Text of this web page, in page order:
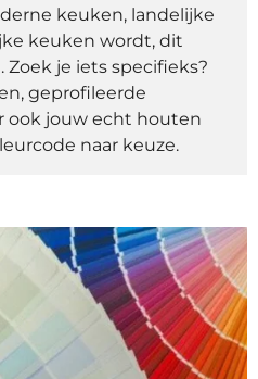
keuken, landelijke
keuken wordt, dit
je iets specifieks?
geprofileerde
ook jouw echt houten
naar keuze.